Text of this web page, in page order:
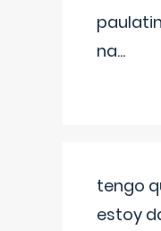
na...
tengo
estoy